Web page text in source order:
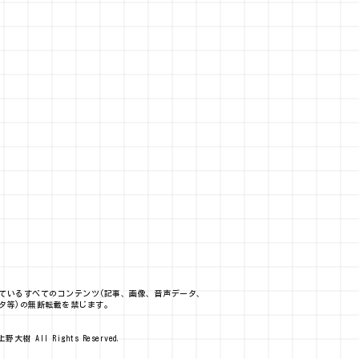
いるすべてのコンテンツ(記事、画像、音声データ、
等)の無断転載を禁じます。
野大樹 All Rights Reserved.